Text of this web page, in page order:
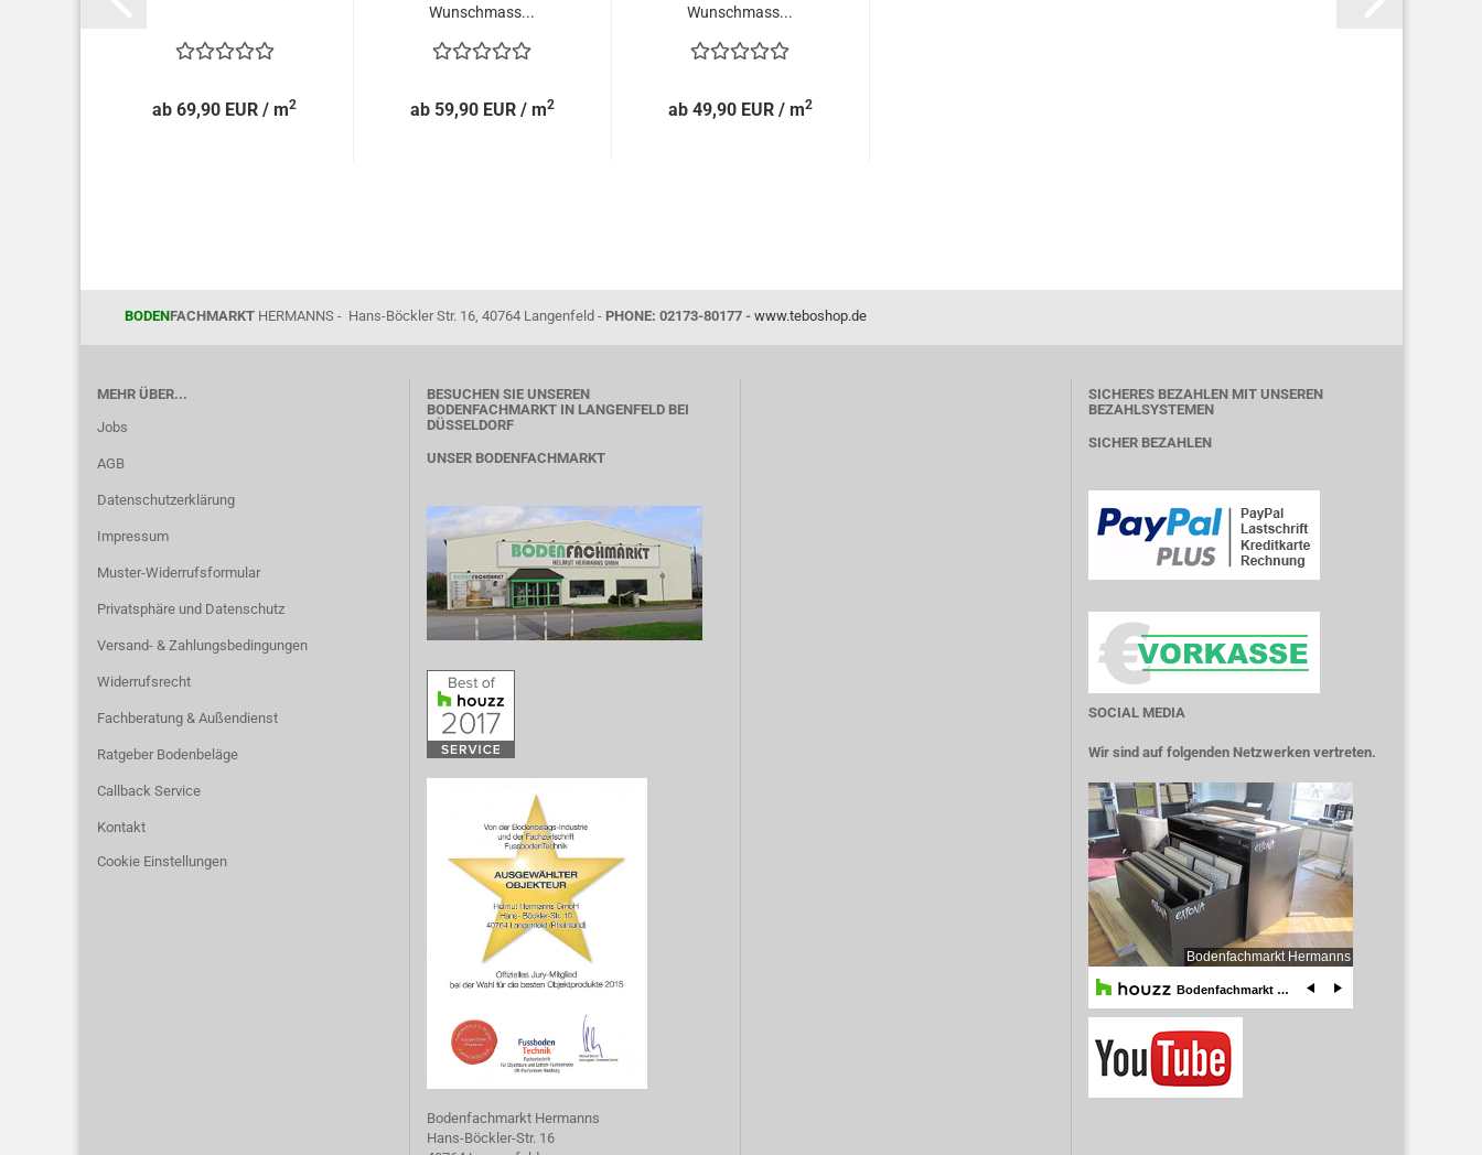
ab 69,90 EUR / m2
Wunschmass...
ab 59,90 EUR / m2
Wunschmass...
ab 49,90 EUR / m2
BODENFACHMARKTHERMANNS - Hans-Böckler Str. 16, 40764 Langenfeld - PHONE: 02173-80177 - www.teboshop.de
MEHR ÜBER...
Jobs
AGB
Datenschutzerklärung
Impressum
Muster-Widerrufsformular
Privatsphäre und Datenschutz
Versand- & Zahlungsbedingungen
Widerrufsrecht
Fachberatung & Außendienst
Ratgeber Bodenbeläge
Callback Service
Kontakt
Cookie Einstellungen
BESUCHEN SIE UNSEREN
BODENFACHMARKT IN LANGENFELD BEI
DÜSSELDORF
UNSER BODENFACHMARKT
Bodenfachmarkt Hermanns
Hans-Böckler-Str. 16
SICHERES BEZAHLEN MIT UNSEREN
BEZAHLSYSTEMEN
SICHER BEZAHLEN
SOCIAL MEDIA
Wir sind auf folgenden Netzwerken vertreten.